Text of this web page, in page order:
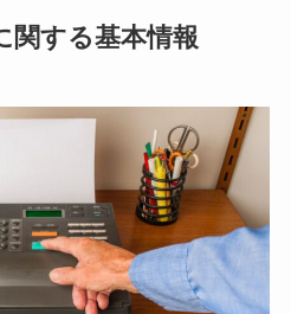
関する基本情報